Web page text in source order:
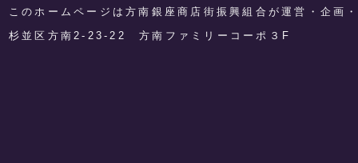
このホームページは方南銀座商店街振興組合が運営・企画
​杉並区方南2-23-22 方南ファミリーコーポ３F